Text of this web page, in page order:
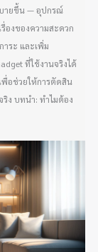
ายขึ้น — อุปกรณ์
องของความสะดวก
ระ และเพิ่ม
ที่ใช้งานจริงได้
พื่อช่วยให้การตัดสิน
ริง บทนำ: ทำไมต้อง